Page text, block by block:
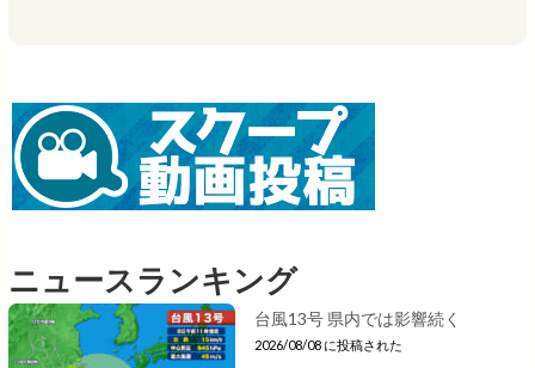
ニュースランキング
台風13号 県内では影響続く
2026/08/08 に投稿された